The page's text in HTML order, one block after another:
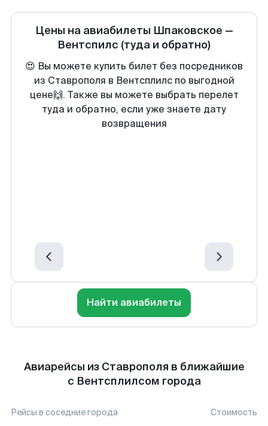
Цены на авиабилеты Шпаковское —
Вентспилс (туда и обратно)
😍 Вы можете купить билет без посредников
из Ставрополя в Вентсплилс по выгодной
цене🙌. Также вы можете выбрать перелет
туда и обратно, если уже знаете дату
возвращения
Найти авиабилеты
Авиарейсы из Ставрополя в ближайшие
с Вентсплилсом города
Рейсы в соседние города Стоимость